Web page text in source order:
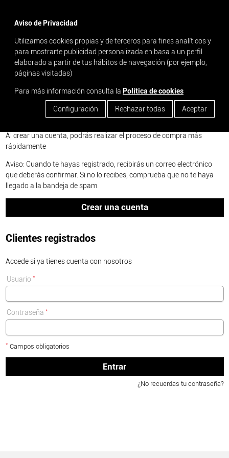
Aviso de Privacidad
Utilizamos cookies propias y de terceros para fines analíticos y
para mostrarte publicidad personalizada en basa a un perfil
elaborado a partir de tus hábitos de navegación (por ejemplo,
páginas visitadas)
Para más información consulta la Política de cookies
Configuración Rechazar todas Aceptar
search
Inicia sesión o crea una nueva cuenta
Nuevo usuario
Al crear una cuenta, podrás realizar el proceso de compra más
rápidamente
Aviso: Cuando te hayas registrado, recibirás un correo electrónico
que deberás confirmar. Si no lo recibes, comprueba que no te haya
llegado a la bandeja de spam.
Crear una cuenta
Clientes registrados
Accede si ya tienes cuenta con nosotros
Usuario *
Contraseña *
* Campos obligatorios
Entrar
¿No recuerdas tu contraseña?